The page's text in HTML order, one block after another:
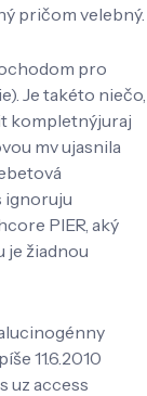
pričom velebný.
pro
Je takéto niečo,
kompletnýjuraj
mv ujasnila
ignoruju
PIER, aký
je žiadnou
11.6.2010
uz access